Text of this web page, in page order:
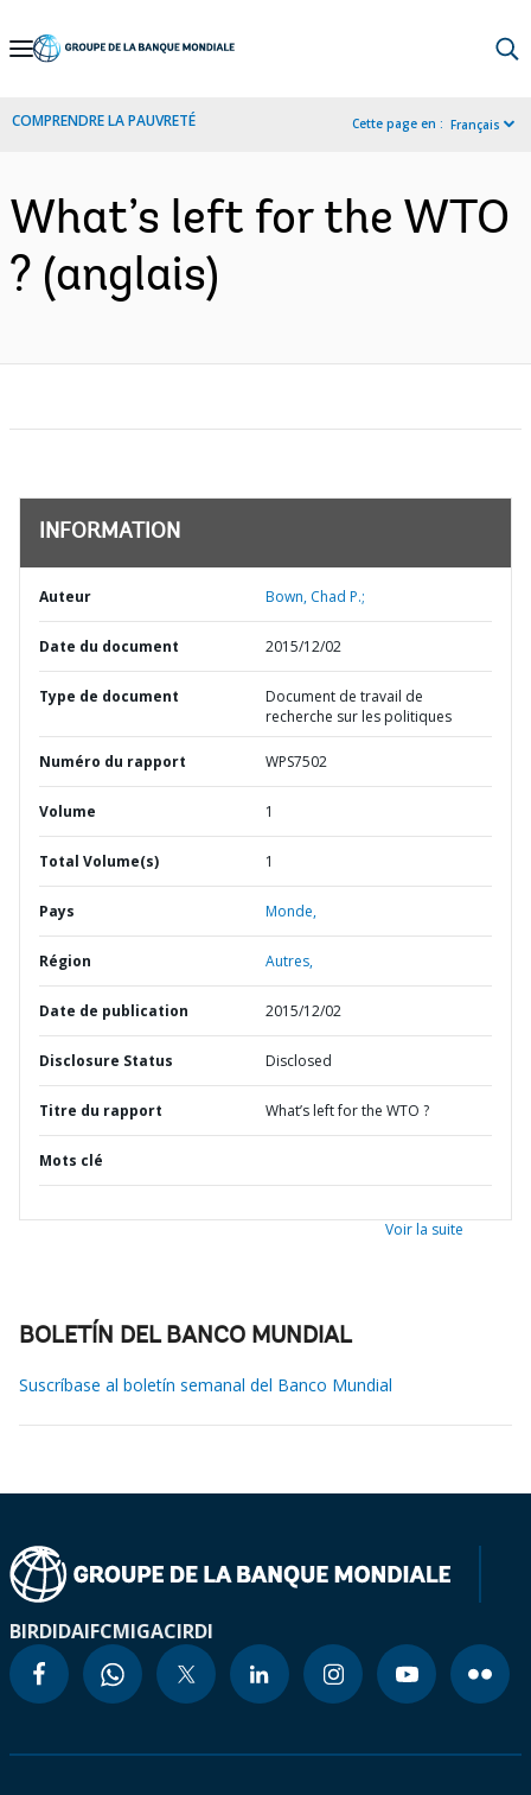
Skip
Navigation
COMPRENDRE LA PAUVRETÉ Cette page en : Français
What’s left for the WTO
? (anglais)
INFORMATION
Auteur Bown, Chad P.;
Date du document 2015/12/02
Type de document
Document de travail de
recherche sur les politiques
Numéro du rapport WPS7502
Volume 1
Total Volume(s) 1
Pays Monde,
Région Autres,
Date de publication 2015/12/02
Disclosure Status Disclosed
Titre du rapport What’s left for the WTO ?
Mots clé
Voir la suite
BOLETÍN DEL BANCO MUNDIAL
Suscríbase al boletín semanal del Banco Mundial
BIRDIDAIFCMIGACIRDI